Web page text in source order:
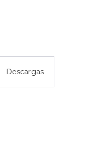
Descargas